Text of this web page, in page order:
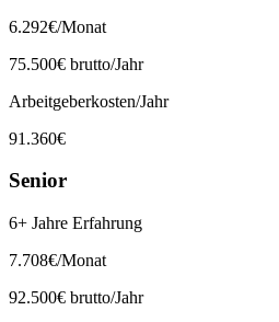
6.292€/Monat
75.500€ brutto/Jahr
Arbeitgeberkosten/Jahr
91.360€
Senior
6+ Jahre Erfahrung
7.708€/Monat
92.500€ brutto/Jahr